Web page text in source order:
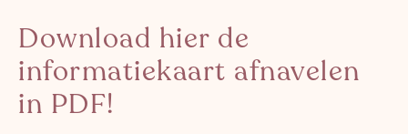
Download hier de
informatiekaart afnavelen
in PDF!